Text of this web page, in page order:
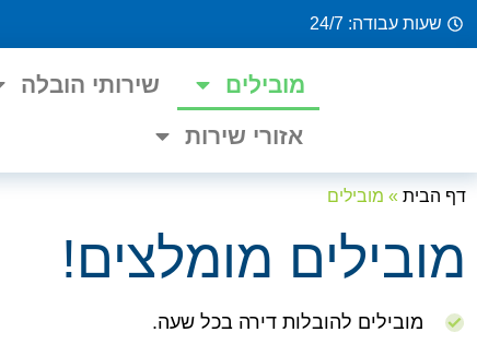
שעות עבודה: 24/7
מובילים שירותי הובלה
אזורי שירות
דף הבית » מובילים
מובילים מומלצים!
מובילים להובלות דירה בכל שעה.